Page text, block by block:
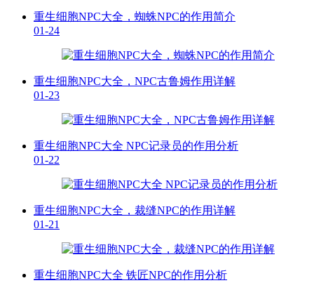
重生细胞NPC大全，蜘蛛NPC的作用简介
01-24
重生细胞NPC大全，NPC古鲁姆作用详解
01-23
重生细胞NPC大全 NPC记录员的作用分析
01-22
重生细胞NPC大全，裁缝NPC的作用详解
01-21
重生细胞NPC大全 铁匠NPC的作用分析